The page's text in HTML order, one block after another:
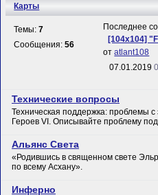
Карты
Темы:7
Сообщения:56
Последнее
[104х104]
отatlant108
07.01.2019
Технические вопросы
Техническая поддержка: проблемы
Героев VI. Описывайте проблему
Альянс Света
«Родившись в священном свете
по всему Асхану».
Инферно